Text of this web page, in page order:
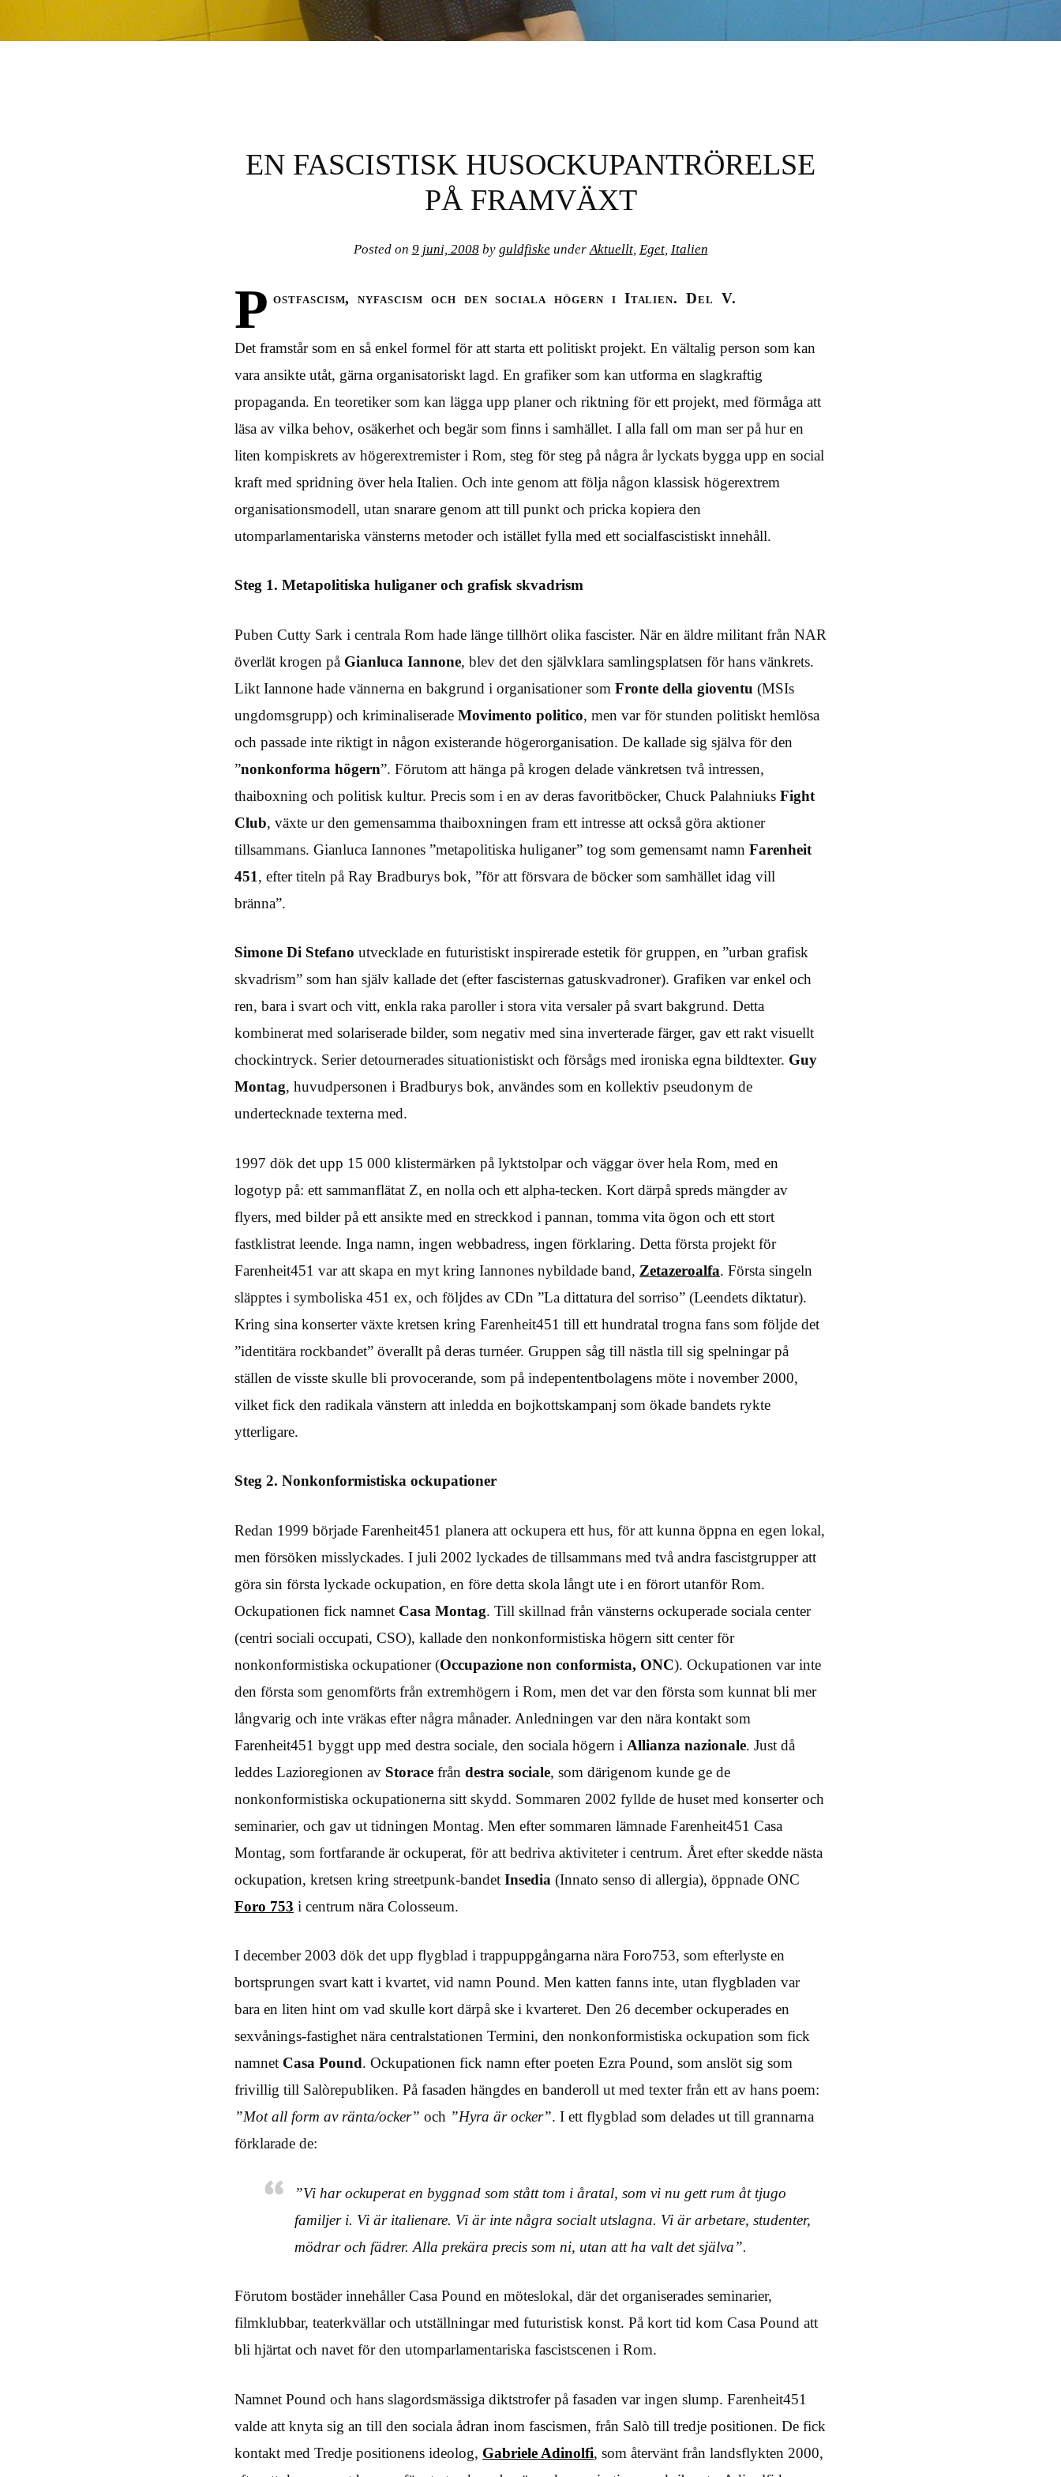
EN FASCISTISK HUSOCKUPANTRÖRELSE
PÅ FRAMVÄXT
Posted on 9 juni, 2008by guldfiskeunder Aktuellt, Eget, Italien
P ostfascism, nyfascism och den sociala högern i Italien. Del V.
Det framstår som en så enkel formel för att starta ett politiskt projekt. En vältalig person som kan
vara ansikte utåt, gärna organisatoriskt lagd. En grafiker som kan utforma en slagkraftig
propaganda. En teoretiker som kan lägga upp planer och riktning för ett projekt, med förmåga att
läsa av vilka behov, osäkerhet och begär som finns i samhället. I alla fall om man ser på hur en
liten kompiskrets av högerextremister i Rom, steg för steg på några år lyckats bygga upp en social
kraft med spridning över hela Italien. Och inte genom att följa någon klassisk högerextrem
organisationsmodell, utan snarare genom att till punkt och pricka kopiera den
utomparlamentariska vänsterns metoder och istället fylla med ett socialfascistiskt innehåll.
Steg 1. Metapolitiska huliganer och grafisk skvadrism
Puben Cutty Sark i centrala Rom hade länge tillhört olika fascister. När en äldre militant från NAR
överlät krogen på Gianluca Iannone, blev det den självklara samlingsplatsen för hans vänkrets.
Likt Iannone hade vännerna en bakgrund i organisationer som Fronte della gioventu (MSIs
ungdomsgrupp) och kriminaliserade Movimento politico, men var för stunden politiskt hemlösa
och passade inte riktigt in någon existerande högerorganisation. De kallade sig själva för den
”nonkonforma högern”. Förutom att hänga på krogen delade vänkretsen två intressen,
thaiboxning och politisk kultur. Precis som i en av deras favoritböcker, Chuck Palahniuks Fight
Club, växte ur den gemensamma thaiboxningen fram ett intresse att också göra aktioner
tillsammans. Gianluca Iannones ”metapolitiska huliganer” tog som gemensamt namn Farenheit
451, efter titeln på Ray Bradburys bok, ”för att försvara de böcker som samhället idag vill
bränna”.
Simone Di Stefano utvecklade en futuristiskt inspirerade estetik för gruppen, en ”urban grafisk
skvadrism” som han själv kallade det (efter fascisternas gatuskvadroner). Grafiken var enkel och
ren, bara i svart och vitt, enkla raka paroller i stora vita versaler på svart bakgrund. Detta
kombinerat med solariserade bilder, som negativ med sina inverterade färger, gav ett rakt visuellt
chockintryck. Serier detournerades situationistiskt och försågs med ironiska egna bildtexter. Guy
Montag, huvudpersonen i Bradburys bok, användes som en kollektiv pseudonym de
undertecknade texterna med.
1997 dök det upp 15 000 klistermärken på lyktstolpar och väggar över hela Rom, med en
logotyp på: ett sammanflätat Z, en nolla och ett alpha-tecken. Kort därpå spreds mängder av
flyers, med bilder på ett ansikte med en streckkod i pannan, tomma vita ögon och ett stort
fastklistrat leende. Inga namn, ingen webbadress, ingen förklaring. Detta första projekt för
Farenheit451 var att skapa en myt kring Iannones nybildade band, Zetazeroalfa. Första singeln
släpptes i symboliska 451 ex, och följdes av CDn ”La dittatura del sorriso” (Leendets diktatur).
Kring sina konserter växte kretsen kring Farenheit451 till ett hundratal trogna fans som följde det
”identitära rockbandet” överallt på deras turnéer. Gruppen såg till nästla till sig spelningar på
ställen de visste skulle bli provocerande, som på indepententbolagens möte i november 2000,
vilket fick den radikala vänstern att inledda en bojkottskampanj som ökade bandets rykte
ytterligare.
Steg 2. Nonkonformistiska ockupationer
Redan 1999 började Farenheit451 planera att ockupera ett hus, för att kunna öppna en egen lokal,
men försöken misslyckades. I juli 2002 lyckades de tillsammans med två andra fascistgrupper att
göra sin första lyckade ockupation, en före detta skola långt ute i en förort utanför Rom.
Ockupationen fick namnet Casa Montag. Till skillnad från vänsterns ockuperade sociala center
(centri sociali occupati, CSO), kallade den nonkonformistiska högern sitt center för
nonkonformistiska ockupationer (Occupazione non conformista, ONC). Ockupationen var inte
den första som genomförts från extremhögern i Rom, men det var den första som kunnat bli mer
långvarig och inte vräkas efter några månader. Anledningen var den nära kontakt som
Farenheit451 byggt upp med destra sociale, den sociala högern i Allianza nazionale. Just då
leddes Lazioregionen av Storace från destra sociale, som därigenom kunde ge de
nonkonformistiska ockupationerna sitt skydd. Sommaren 2002 fyllde de huset med konserter och
seminarier, och gav ut tidningen Montag. Men efter sommaren lämnade Farenheit451 Casa
Montag, som fortfarande är ockuperat, för att bedriva aktiviteter i centrum. Året efter skedde nästa
ockupation, kretsen kring streetpunk-bandet Insedia (Innato senso di allergia), öppnade ONC
Foro 753 i centrum nära Colosseum.
I december 2003 dök det upp flygblad i trappuppgångarna nära Foro753, som efterlyste en
bortsprungen svart katt i kvartet, vid namn Pound. Men katten fanns inte, utan flygbladen var
bara en liten hint om vad skulle kort därpå ske i kvarteret. Den 26 december ockuperades en
sexvånings-fastighet nära centralstationen Termini, den nonkonformistiska ockupation som fick
namnet Casa Pound. Ockupationen fick namn efter poeten Ezra Pound, som anslöt sig som
frivillig till Salòrepubliken. På fasaden hängdes en banderoll ut med texter från ett av hans poem:
”Mot all form av ränta/ocker” och ”Hyra är ocker”. I ett flygblad som delades ut till grannarna
förklarade de:
”Vi har ockuperat en byggnad som stått tom i åratal, som vi nu gett rum åt tjugo
familjer i. Vi är italienare. Vi är inte några socialt utslagna. Vi är arbetare, studenter,
mödrar och fädrer. Alla prekära precis som ni, utan att ha valt det själva”.
Förutom bostäder innehåller Casa Pound en möteslokal, där det organiserades seminarier,
filmklubbar, teaterkvällar och utställningar med futuristisk konst. På kort tid kom Casa Pound att
bli hjärtat och navet för den utomparlamentariska fascistscenen i Rom.
Namnet Pound och hans slagordsmässiga diktstrofer på fasaden var ingen slump. Farenheit451
valde att knyta sig an till den sociala ådran inom fascismen, från Salò till tredje positionen. De fick
kontakt med Tredje positionens ideolog, Gabriele Adinolfi, som återvänt från landsflykten 2000,